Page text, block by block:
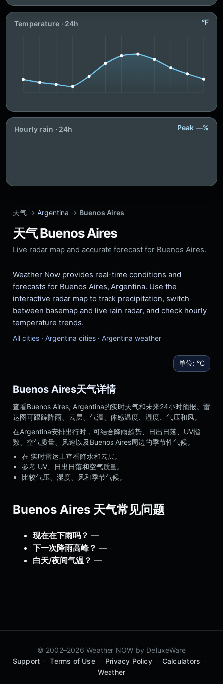
天气 → Argentina → Buenos Aires
天气 Buenos Aires
Live radar map and accurate forecast for Buenos Aires.
Weather Now provides real-time conditions and
forecasts for Buenos Aires, Argentina. Use the
interactive radar map to track precipitation, switch
between basemap and live rain radar, and check hourly
temperature trends.
All cities · Argentina cities · Argentina weather
单位: °C
Temperature · 24h °F
Hourly rain · 24h Peak —%
Buenos Aires天气详情
查看Buenos Aires, Argentina的实时天气和未来24小时预报。雷
达图可跟踪降雨、云层、气温、体感温度、湿度、气压和风。
在Argentina安排出行时，可结合降雨趋势、日出日落、UV指
数、空气质量、风速以及Buenos Aires周边的季节性气候。
在 实时雷达上查看降水和云层。
参考 UV、日出日落和空气质量。
比较气压、湿度、风和季节气候。
Buenos Aires 天气常见问题
现在在下雨吗？ —
下一次降雨高峰？ —
白天/夜间气温？ —
© 2002–2026 Weather NOW by DeluxeWare
Support · Terms of Use · Privacy Policy · Calculators ·
Weather